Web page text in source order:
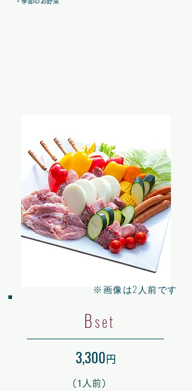
​※画像は2人前です
Bset
3,300 円
（ 1人前）